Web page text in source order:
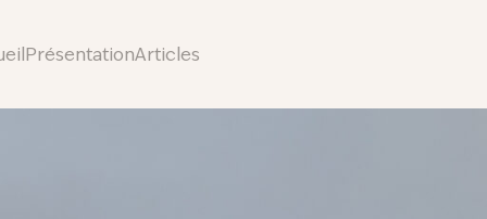
PrésentationArticles